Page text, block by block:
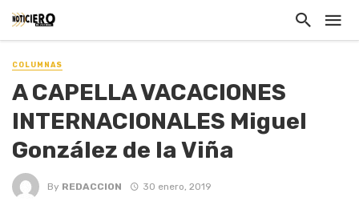
COLUMNAS
A CAPELLA VACACIONES
INTERNACIONALES Miguel
González de la Viña
By REDACCION 30 enero, 2019